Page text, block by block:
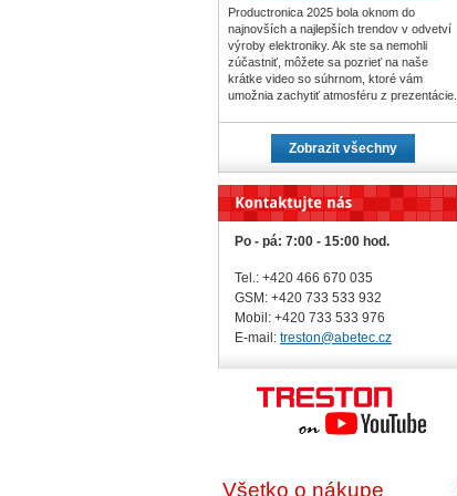
Productronica 2025 bola oknom do
najnovších a najlepších trendov v odvetví
výroby elektroniky. Ak ste sa nemohli
zúčastniť, môžete sa pozrieť na naše
krátke video so súhrnom, ktoré vám
umožnia zachytiť atmosféru z prezentácie.
Zobrazit všechny
Po - pá: 7:00 - 15:00 hod.
Tel.: +420 466 670 035
GSM: +420 733 533 932
Mobil: +420 733 533 976
E-mail: treston@abetec.cz
Všetko o nákupe